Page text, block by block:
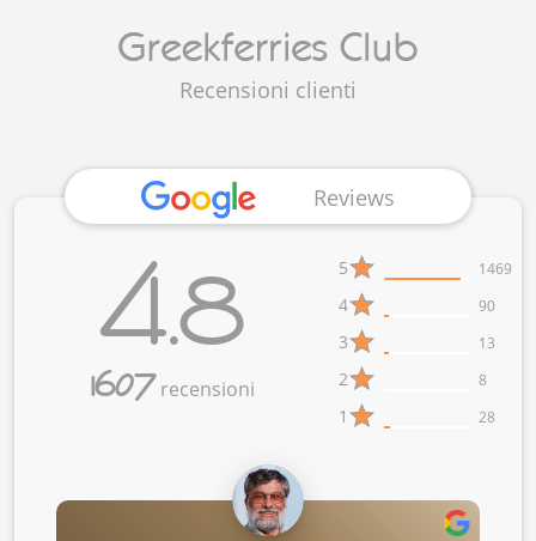
Recensioni clienti
Reviews
4.8
1607 recensioni
5 1469
4 90
3 13
2 8
1 28